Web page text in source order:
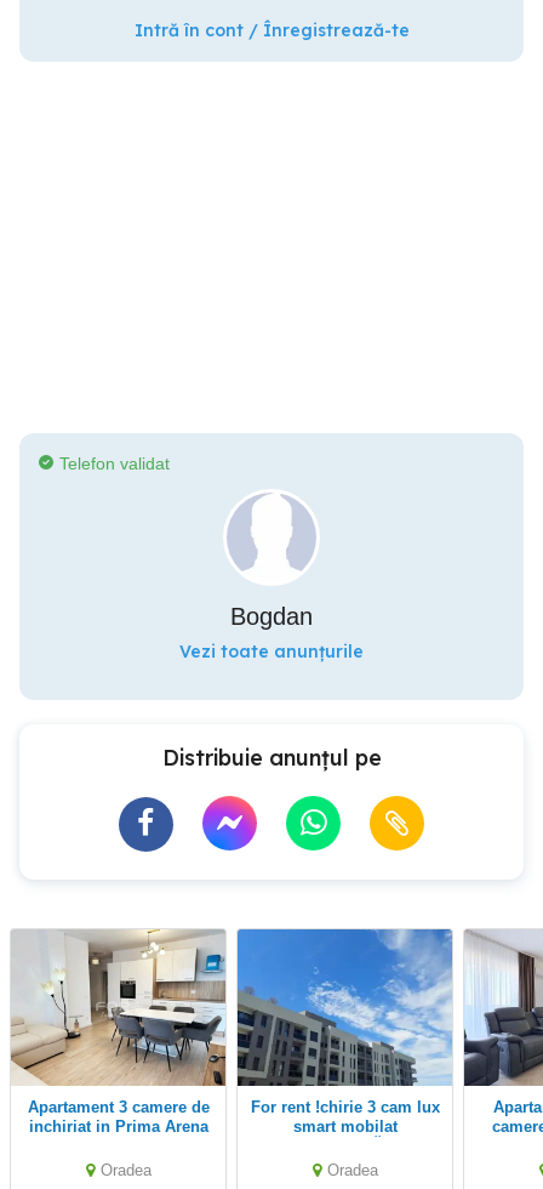
Intră în cont / Înregistrează-te
Telefon validat
Bogdan
Vezi toate anunțurile
Distribuie anunțul pe
Apartament 3 camere de
inchiriat in Prima Arena
Oradea
For rent !chirie 3 cam lux
smart mobilat
Oradea
Apartament nou cu 3